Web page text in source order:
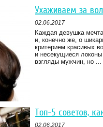
Ухаживаем за
02.06.2017
Каждая девушка
и, конечно же, о
критерием красивых
и несекущиеся
взгляды мужчин, но ...
Топ-5 советов,
02.06.2017